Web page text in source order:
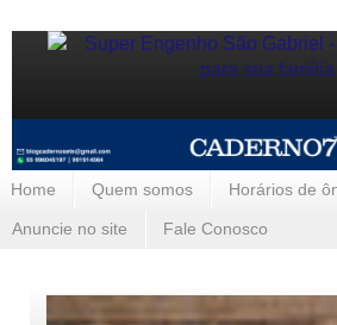
Home Quem somos Horários de
Anuncie no site Fale Conosco